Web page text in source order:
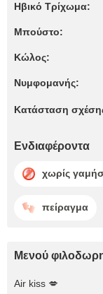
Ηβικό Τρίχωμα:
Μπούστο:
Κώλος:
Νυμφομανής:
Κατάσταση
Ενδιαφέροντα
χωρίς
πείραγμα
Μενού
Air kiss 💋